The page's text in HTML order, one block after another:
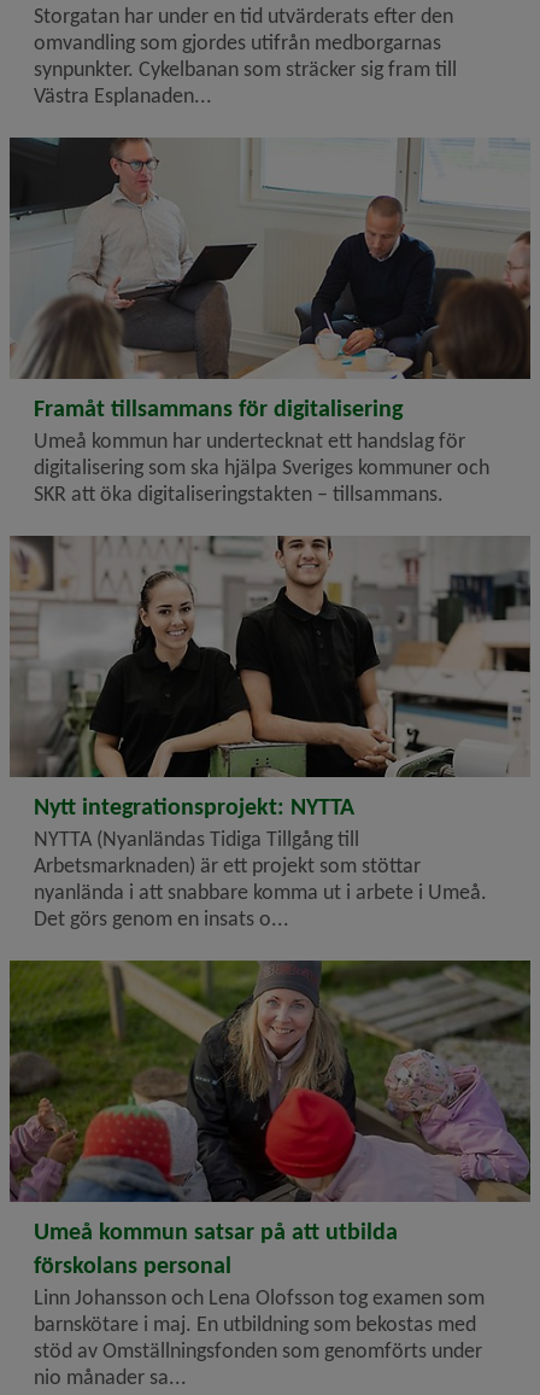
Storgatan har under en tid utvärderats efter den
omvandling som gjordes utifrån medborgarnas
synpunkter. Cykelbanan som sträcker sig fram till
Västra Esplanaden...
2024-10-02
Framåt tillsammans för digitalisering
Umeå kommun har undertecknat ett handslag för
digitalisering som ska hjälpa Sveriges kommuner och
SKR att öka digitaliseringstakten – tillsammans.
2024-10-02
Nytt integrationsprojekt: NYTTA
NYTTA (Nyanländas Tidiga Tillgång till
Arbetsmarknaden) är ett projekt som stöttar
nyanlända i att snabbare komma ut i arbete i Umeå.
Det görs genom en insats o...
2024-10-01
Umeå kommun satsar på att utbilda
förskolans personal
Linn Johansson och Lena Olofsson tog examen som
barnskötare i maj. En utbildning som bekostas med
stöd av Omställningsfonden som genomförts under
nio månader sa...